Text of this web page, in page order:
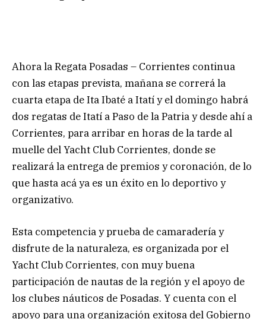
Ahora la Regata Posadas – Corrientes continua
con las etapas prevista, mañana se correrá la
cuarta etapa de Ita Ibaté a Itatí y el domingo habrá
dos regatas de Itatí a Paso de la Patria y desde ahí a
Corrientes, para arribar en horas de la tarde al
muelle del Yacht Club Corrientes, donde se
realizará la entrega de premios y coronación, de lo
que hasta acá ya es un éxito en lo deportivo y
organizativo.
Esta competencia y prueba de camaradería y
disfrute de la naturaleza, es organizada por el
Yacht Club Corrientes, con muy buena
participación de nautas de la región y el apoyo de
los clubes náuticos de Posadas. Y cuenta con el
apoyo para una organización exitosa del Gobierno